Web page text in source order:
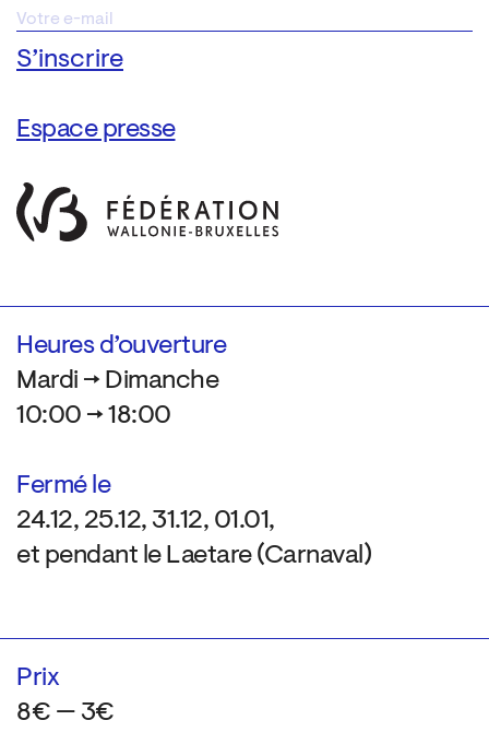
Espace presse
Heures d’ouverture
Mardi → Dimanche
10:00 → 18:00
Fermé le
24.12, 25.12, 31.12, 01.01,
et pendant le Laetare (Carnaval)
Prix
8€ — 3€